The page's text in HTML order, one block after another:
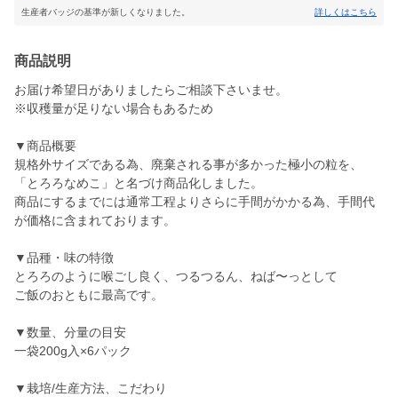
生産者バッジの基準が新しくなりました。 詳しくはこちら
商品説明
お届け希望日がありましたらご相談下さいませ。
※収穫量が足りない場合もあるため
▼商品概要
規格外サイズである為、廃棄される事が多かった極小の粒を、
「とろろなめこ」と名づけ商品化しました。
商品にするまでには通常工程よりさらに手間がかかる為、手間代
が価格に含まれております。
▼品種・味の特徴
とろろのように喉ごし良く、つるつるん、ねば〜っとして
ご飯のおともに最高です。
▼数量、分量の目安
一袋200g入×6パック
▼栽培/生産方法、こだわり